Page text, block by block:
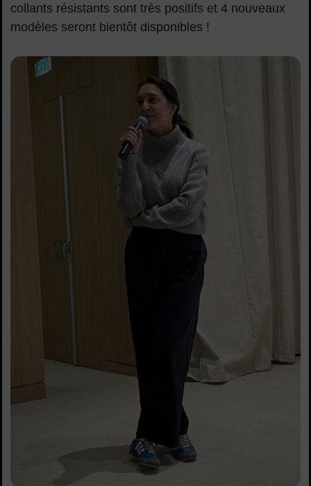
collants résistants sont très positifs et 4 nouveaux
modèles seront bientôt disponibles !
marine-serre-marpi